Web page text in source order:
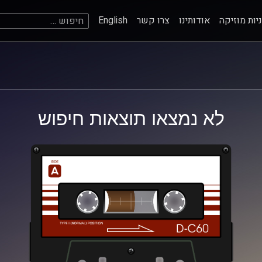
מוזיקה אודותינו צרו קשר English חיפוש:
לא נמצאו תוצאות חיפוש